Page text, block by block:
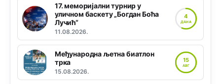
17. меморијални турнир у
уличном баскету „Богдан Боћа
Лучић“
11.08.2026.
4
ДАНА
Међународна љетна биатлон
трка
15.08.2026.
15
АВГ